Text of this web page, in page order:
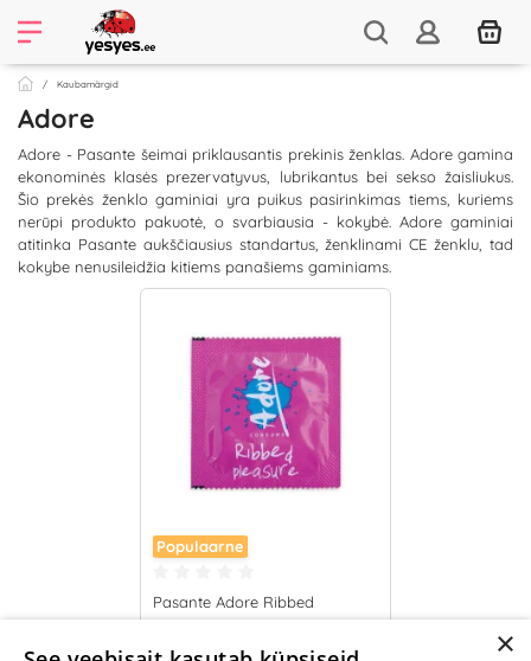
Kaubamärgid
Adore
Adore - Pasante šeimai priklausantis prekinis ženklas. Adore gamina
ekonominės klasės prezervatyvus, lubrikantus bei sekso žaisliukus.
Šio prekės ženklo gaminiai yra puikus pasirinkimas tiems, kuriems
nerūpi produkto pakuotė, o svarbiausia - kokybė. Adore gaminiai
atitinka Pasante aukščiausius standartus, ženklinami CE ženklu, tad
kokybe nenusileidžia kitiems panašiems gaminiams.
Populaarne
Pasante Adore Ribbed
×